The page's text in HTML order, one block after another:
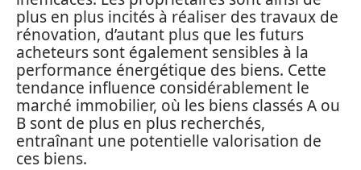
plus en plus incités à réaliser des travaux de
rénovation, d’autant plus que les futurs
acheteurs sont également sensibles à la
performance énergétique des biens. Cette
tendance influence considérablement le
marché immobilier, où les biens classés A ou
B sont de plus en plus recherchés,
entraînant une potentielle valorisation de
ces biens.